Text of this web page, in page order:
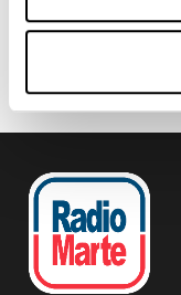
TRAGEDIA IERI AD
Leggi l'articolo
ORA IN ONDA